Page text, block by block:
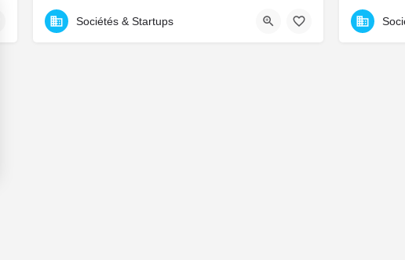
9 All. des Balcons de la Roseraie, Chartres, France
Sociétés & Startups
23
de confidentialité, en garantissant la conformité avec les réglementations.